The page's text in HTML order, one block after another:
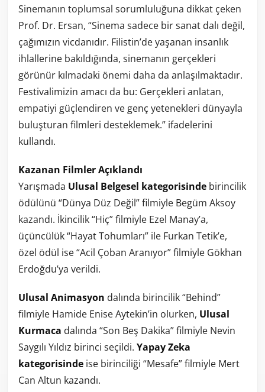
Sinemanın toplumsal sorumluluğuna dikkat çeken
Prof. Dr. Ersan, “Sinema sadece bir sanat dalı değil,
çağımızın vicdanıdır. Filistin’de yaşanan insanlık
ihlallerine bakıldığında, sinemanın gerçekleri
görünür kılmadaki önemi daha da anlaşılmaktadır.
Festivalimizin amacı da bu: Gerçekleri anlatan,
empatiyi güçlendiren ve genç yetenekleri dünyayla
buluşturan filmleri desteklemek.” ifadelerini
kullandı.
Kazanan Filmler Açıklandı
Yarışmada Ulusal Belgesel kategorisinde birincilik
ödülünü “Dünya Düz Değil” filmiyle Begüm Aksoy
kazandı. İkincilik “Hiç” filmiyle Ezel Manay’a,
üçüncülük “Hayat Tohumları” ile Furkan Tetik’e,
özel ödül ise “Acil Çoban Aranıyor” filmiyle Gökhan
Erdoğdu’ya verildi.
Ulusal Animasyon dalında birincilik “Behind”
filmiyle Hamide Enise Aytekin’in olurken, Ulusal
Kurmaca dalında “Son Beş Dakika” filmiyle Nevin
Saygılı Yıldız birinci seçildi. Yapay Zeka
kategorisinde ise birinciliği “Mesafe” filmiyle Mert
Can Altun kazandı.